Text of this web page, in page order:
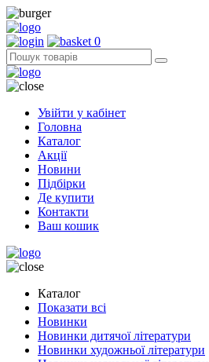
0
Увійти у кабінет
Головна
Каталог
Акції
Новини
Підбірки
Де купити
Контакти
Ваш кошик
Каталог
Показати всі
Новинки
Новинки дитячої літератури
Новинки художньої літератури